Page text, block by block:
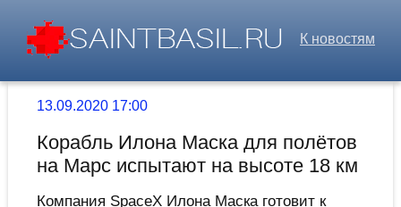
К новостям
13.09.2020 17:00
Корабль Илона Маска для полётов
на Марс испытают на высоте 18 км
Компания SpaceX Илона Маска готовит к